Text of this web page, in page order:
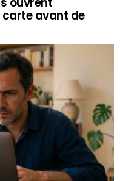
avant de